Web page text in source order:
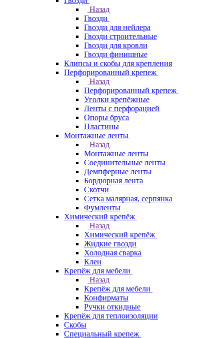
Назад
Гвозди
Гвозди для нейлера
Гвозди строительные
Гвозди для кровли
Гвозди финишные
Клипсы и скобы для крепления
Перфорированный крепеж
Назад
Перфорированный крепеж
Уголки крепёжные
Ленты с перфорацией
Опоры бруса
Пластины
Монтажные ленты
Назад
Монтажные ленты
Соединительные ленты
Демпферные ленты
Бордюрная лента
Скотчи
Сетка малярная, серпянка
Фумленты
Химический крепёж
Назад
Химический крепёж
Жидкие гвозди
Холодная сварка
Клеи
Крепёж для мебели
Назад
Крепёж для мебели
Конфирматы
Ручки откидные
Крепёж для теплоизоляции
Скобы
Специальный крепеж